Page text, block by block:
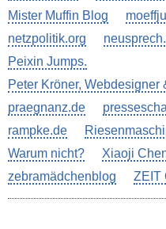
Mister Muffin Blog
netzpolitik.org
Peixin Jumps.
Peter Kröner,
praegnanz.de
rampke.de
Warum nicht?
Xiaoji
zebramädchenblog
ZEIT